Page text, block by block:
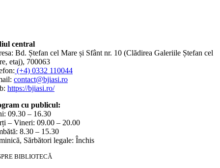
central
Bd. Ștefan cel Mare și Sfânt nr. 10 (Clădirea Galeriile Ștefan cel
etaj), 700063
(+4) 0332 110044
contact@bjiasi.ro
https://bjiasi.ro/
cu publicul:
09.30 – 16.30
– Vineri: 09.00 – 20.00
8.30 – 15.30
Sărbători legale: Închis
BIBLIOTECĂ